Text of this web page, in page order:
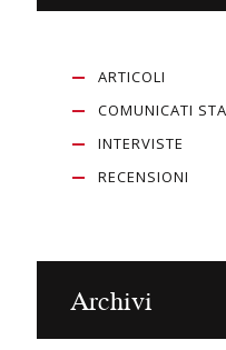
ARTICOLI
COMUNICATI
INTERVISTE
RECENSIONI
Archivi